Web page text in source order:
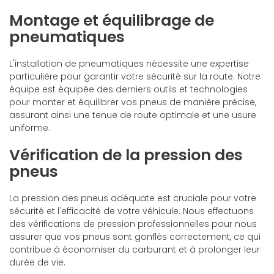
Montage et équilibrage de
pneumatiques
L'installation de pneumatiques nécessite une expertise
particulière pour garantir votre sécurité sur la route. Notre
équipe est équipée des derniers outils et technologies
pour monter et équilibrer vos pneus de manière précise,
assurant ainsi une tenue de route optimale et une usure
uniforme.
Vérification de la pression des
pneus
La pression des pneus adéquate est cruciale pour votre
sécurité et l'efficacité de votre véhicule. Nous effectuons
des vérifications de pression professionnelles pour nous
assurer que vos pneus sont gonflés correctement, ce qui
contribue à économiser du carburant et à prolonger leur
durée de vie.